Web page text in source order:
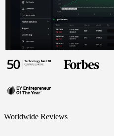
Worldwide Reviews